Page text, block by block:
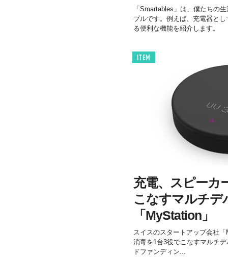
「Smartables」は、僕たちの
ブルです。例えば、充電器と
る便利な機能を紹介します。
ITEM
充電、スピーカ
こなすマルチデ
「MyStation」
スイスのスタートアップ会社
消毒を1台3役でこなすマルチ
ドファンディン...